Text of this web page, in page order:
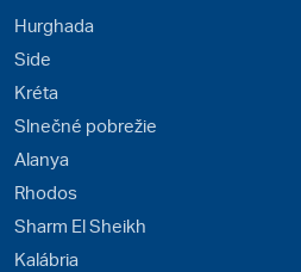
Hurghada
Side
Kréta
Slnečné pobrežie
Alanya
Rhodos
Sharm El Sheikh
Kalábria